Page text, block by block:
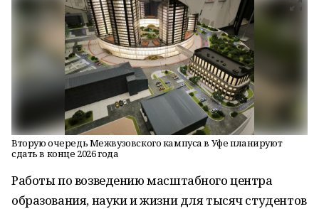
Вторую очередь Межвузовского кампуса в Уфе планируют
сдать в конце 2026 года
Работы по возведению масштабного центра
образования, науки и жизни для тысяч студентов